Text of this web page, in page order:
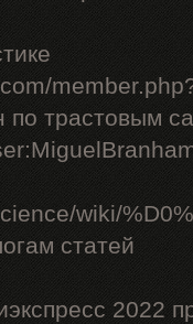
по трастовым
wiki/
статей
2022